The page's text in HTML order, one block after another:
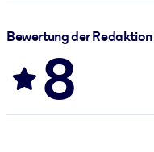
Bewertung der Redaktion
8